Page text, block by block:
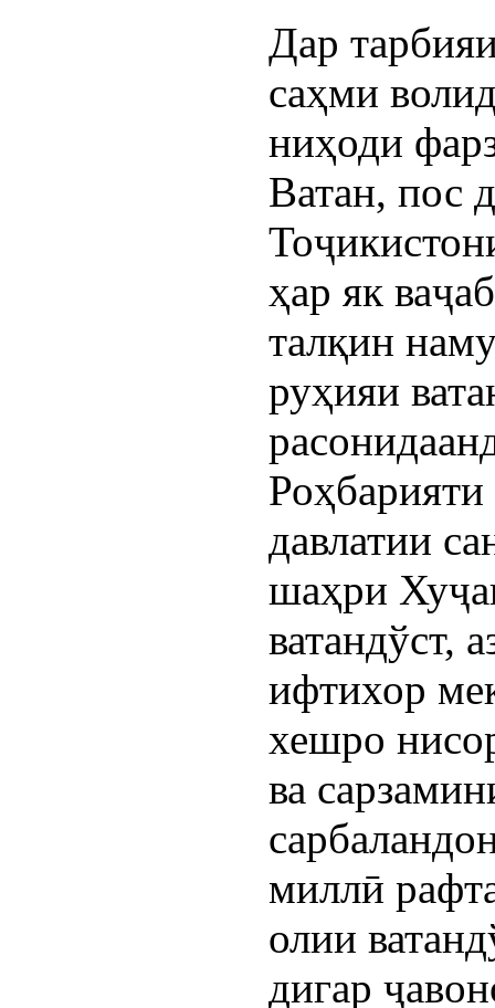
Дар
саҳми
ниҳоди
Ватан, пос
ҳар як
талқин
руҳияи
давлатии
шаҳри
ватандўст,
ифтихор
хешро
ва
миллӣ
олии
дигар